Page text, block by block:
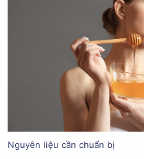
Nguyên liệu cần chuẩn bị